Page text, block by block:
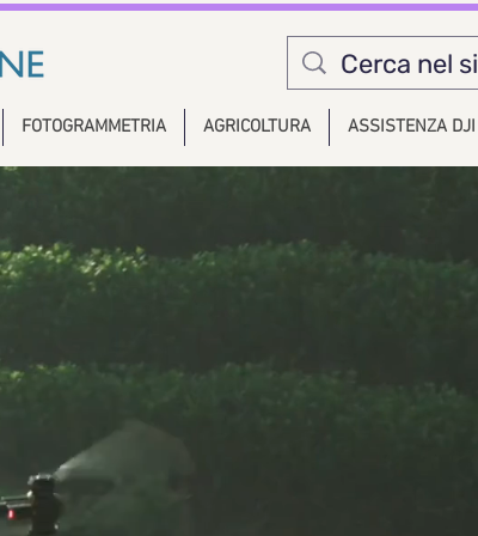
FOTOGRAMMETRIA AGRICOLTURA ASSISTENZA DJI